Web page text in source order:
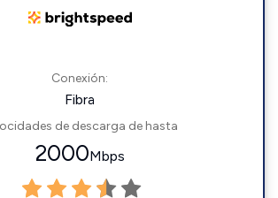
Conexión:
Fibra
de descarga de hasta
2000Mbps